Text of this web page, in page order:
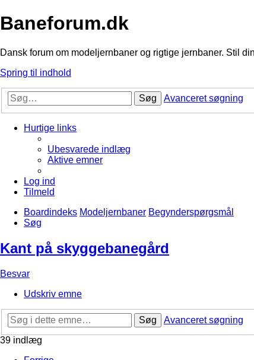
Baneforum.dk
Dansk forum om modeljernbaner og rigtige jernbaner. Stil
Spring til indhold
Søg Avanceret søgning
Hurtige links
Ubesvarede indlæg
Aktive emner
Log ind
Tilmeld
Boardindeks Modeljernbaner Begynderspørgsmål
Søg
Kant på skyggebanegård
Besvar
Udskriv emne
Søg
Avanceret søgning
39 indlæg